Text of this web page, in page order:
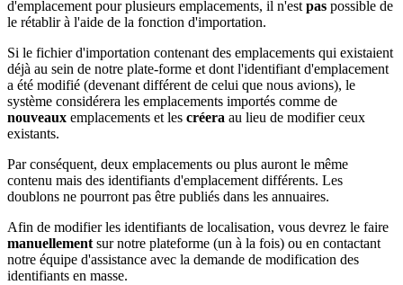
d'emplacement pour plusieurs emplacements, il n'est pas possible de
le rétablir à l'aide de la fonction d'importation.
Si le fichier d'importation contenant des emplacements qui existaient
déjà au sein de notre plate-forme et dont l'identifiant d'emplacement
a été modifié (devenant différent de celui que nous avions), le
système considérera les emplacements importés comme de
nouveaux emplacements et les créera au lieu de modifier ceux
existants.
Par conséquent, deux emplacements ou plus auront le même
contenu mais des identifiants d'emplacement différents. Les
doublons ne pourront pas être publiés dans les annuaires.
Afin de modifier les identifiants de localisation, vous devrez le faire
manuellement sur notre plateforme (un à la fois) ou en contactant
notre équipe d'assistance avec la demande de modification des
identifiants en masse.